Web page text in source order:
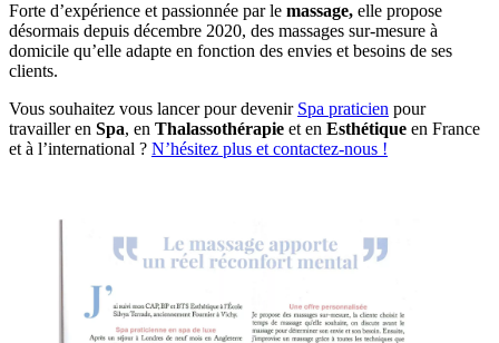
Forte d’expérience et passionnée par le massage, elle propose
désormais depuis décembre 2020, des massages sur-mesure à
domicile qu’elle adapte en fonction des envies et besoins de ses
clients.
Vous souhaitez vous lancer pour devenir Spa praticien pour
travailler en Spa, en Thalassothérapie et en Esthétique en France
et à l’international ? N’hésitez plus et contactez-nous !